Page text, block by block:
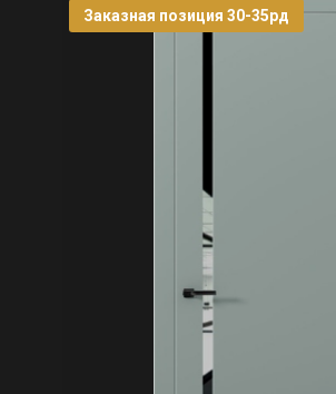
Заказная позиция 30-35рд